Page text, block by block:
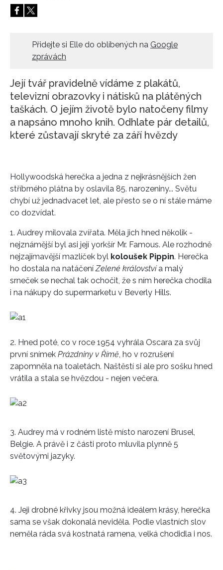
HOME
Přidejte si Elle do oblíbených na Google
zprávách
Její tvář pravidelně vídáme z plakátů,
televizní obrazovky i nátisků na plátěných
taškách. O jejím životě bylo natočeny filmy
a napsáno mnoho knih. Odhlate pár detailů,
které zůstavají skryté za září hvězdy
Hollywoodská herečka a jedna z nejkrásnějších žen
stříbrného plátna by oslavila 85. narozeniny... Světu
chybí už jednadvacet let, ale přesto se o ní stále máme
co dozvídat.
1. Audrey milovala zvířata. Měla jich hned několik -
nejznámější byl asi její yorkšír Mr. Famous. Ale rozhodně
nejzajímavější mazlíček byl koloušek Pippin. Herečka
ho dostala na natáčení Zelené královstvía malý
srneček se nechal tak ochočit, že s ním herečka chodila
i na nákupy do supermarketu v Beverly Hills.
2. Hned poté, co v roce 1954 vyhrála Oscara za svůj
první snímek Prázdniny v Římě , ho v rozrušení
zapomněla na toaletách. Naštěstí si ale pro sošku hned
vrátila a stala se hvězdou - nejen večera.
3. Audrey má v rodném listě místo narození Brusel,
Belgie. A právě i z části proto mluvila plynně 5
světovými jazyky.
4. Jeji drobné křivky jsou možná ideálem krásy, herečka
sama se však dokonalá neviděla. Podle vlastních slov
neměla ráda svá kostnatá ramena, velká chodidla i nos.